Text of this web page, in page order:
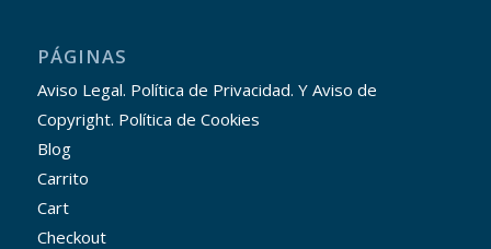
PÁGINAS
Aviso Legal. Política de Privacidad. Y Aviso de
Copyright. Política de Cookies
Blog
Carrito
Cart
Checkout